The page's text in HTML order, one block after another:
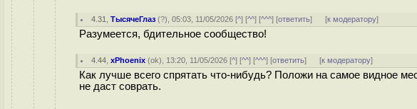
4.31 ,ТысячеГлаз (?), 05:03, 11/05/2026 [^] [^^] [^^^] [ответить] [к модератору]
Разумеется, бдительное сообщество!
4.44 ,xPhoenix (ok), 13:20, 11/05/2026 [^] [^^] [^^^] [ответить] [к модератору]
Как лучше всего спрятать что-нибудь? Положи на самое видное
не даст соврать.